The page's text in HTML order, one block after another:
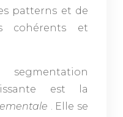
patterns et de
cohérents et
est la
. Elle se